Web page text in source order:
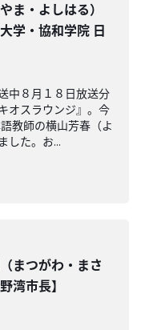
ま・よしはる）
学・協和学院 日
８月１８日放送分
オスラウンジ』。今
教師の横山芳春（よ
した。お...
まつがわ・まさ
湾市長】